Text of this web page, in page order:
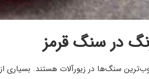
در سنگ قرمز
سنگ‌ها در زیورآلات هستند. بسیاری